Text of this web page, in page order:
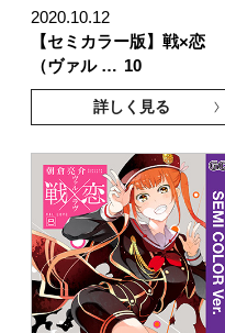
2020.10.12
【セミカラー版】戦×恋
（ヴァル … 10
詳しく見る